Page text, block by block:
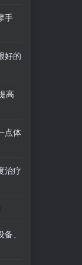
手
好的
高
点体
治疗
、